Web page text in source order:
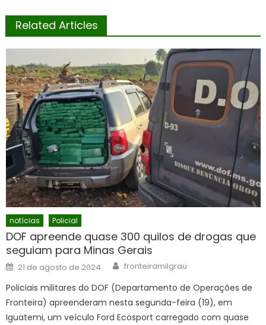
Related Articles
notícias Policial
DOF apreende quase 300 quilos de drogas que
seguiam para Minas Gerais
Posted
on
21 de agosto de 2024 Author
fronteiramilgrau
Policiais militares do DOF (Departamento de Operações de
Fronteira) apreenderam nesta segunda-feira (19), em
Iguatemi, um veículo Ford Ecosport carregado com quase